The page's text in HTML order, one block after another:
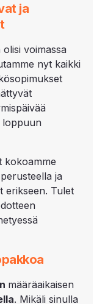
ja
voimassa
nyt kaikki
loppuun
kokoamme
ja
erikseen. Tulet
määräaikaisen
. Mikäli sinulla